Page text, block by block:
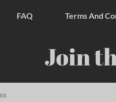
FAQ Terms And
Join